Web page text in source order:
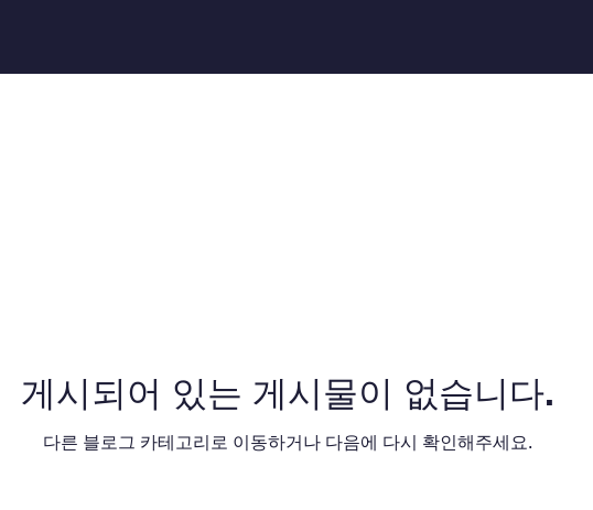
게시되어 있는 게시물이 없습니다.
다른 블로그 카테고리로 이동하거나 다음에 다시 확인해주세요.